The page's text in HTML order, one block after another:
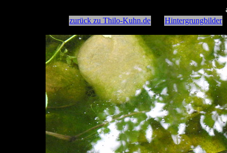
zurück zu Thilo-Kuhn.de Hintergrungbilder